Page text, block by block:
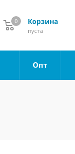
Корзина
0
пуста
0
Опт